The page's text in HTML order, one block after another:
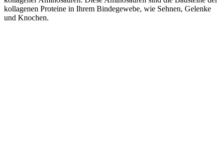
kollagenen Proteine in Ihrem Bindegewebe, wie Sehnen, Gelenke
und Knochen.